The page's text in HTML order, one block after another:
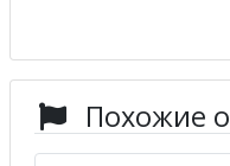
Похожие